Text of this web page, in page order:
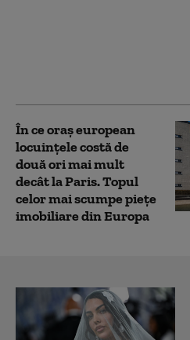
În ce oraș european
locuințele costă de
două ori mai mult
decât la Paris. Topul
celor mai scumpe piețe
imobiliare din Europa